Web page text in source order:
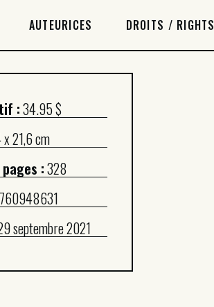
AUTEURICES DROITS / RIGHTS
:34.95 $
x 21,6 cm
:328
septembre 2021